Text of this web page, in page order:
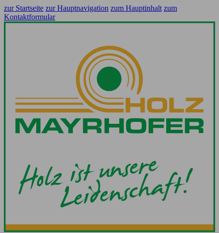
zur Startseite zur Hauptnavigation zum Hauptinhalt zum
Kontaktformular